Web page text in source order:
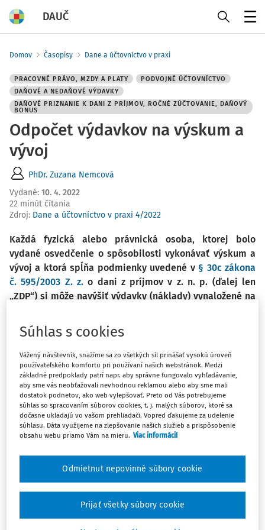
DAUČ
Domov Časopisy Dane a účtovníctvo v praxi
PRACOVNÉ PRÁVO, MZDY A PLATY
PODVOJNÉ ÚČTOVNÍCTVO
DAŇOVÉ A NEDAŇOVÉ VÝDAVKY
DAŇOVÉ PRIZNANIE K DANI Z PRÍJMOV, ROČNÉ ZÚČTOVANIE, DAŇOVÝ
BONUS
Odpočet výdavkov na výskum a
vývoj
PhDr. Zuzana Nemcová
Vydané: 10. 4. 2022
22 minút čítania
Zdroj: Dane a účtovníctvo v praxi 4/2022
Každá fyzická alebo právnická osoba, ktorej bolo
vydané osvedčenie o spôsobilosti vykonávať výskum a
vývoj a ktorá spĺňa podmienky uvedené v § 30c zákona
č. 595/2003 Z. z.o dani z príjmov v z. n. p. (ďalej len
„ZDP“) si môže navýšiť výdavky (náklady) vynaložené na
môže daňovník realizujúci výskum a vývoj znížiť výšku
dane z príjmov. Znenie ZDP účinné od 1. 1. 2022 prináša
so sebou zmeny aj v tejto oblasti.
Zákon č.172/2005 Z.z. zároveň definuje základné pojmy, a
to výskum a vývoj.Výskumomsa rozumie systematická
tvorivá činnosť uskutočňovaná v oblasti vedy a techniky
pre potreby spoločnosti a v záujme rozvoja poznania.
techniky využívajúca zákonitosti a poznatky získané
prostredníctvom výskumu alebo vychádzajúce z
praktických skúseností pri tvorbe nových materiálov,
výrobkov, zariadení, systémov, metód a procesov alebo ich
zlepšení. Pre správne posúdenie, či daná činnosť naozaj
Súhlas s cookies
Vážený návštevník, snažíme sa zo všetkých síl prinášať vysokú úroveň
používateľského komfortu pri používaní našich webstránok. Medzi
základné predpoklady patrí napr. aby správne fungovalo vyhľadávanie,
aby sme vás neobťažovali nevhodnou reklamou alebo aby sme mali
dostatok podnetov, ako web vylepšovať. Preto od Vás potrebujeme
súhlas so spracovaním súborov cookies, t. j. malých súborov, ktoré sa
dočasne ukladajú vo vašom prehliadači. Vopred ďakujeme za udelenie
súhlasu. Dáta využijeme na zlepšovanie našich služieb a prispôsobenie
obsahu webu priamo Vám na mieru. Viac informácií
Odmietnut nepovinné súbory cookie
Prijať všetky súbory cookie